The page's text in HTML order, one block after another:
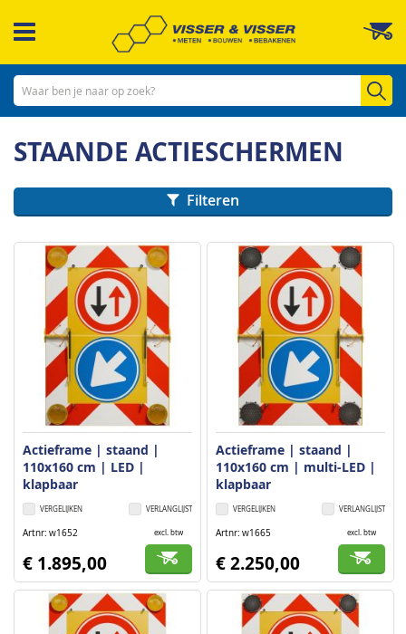
naar
inhoud
STAANDE ACTIESCHERMEN
Actieframe | staand |
110x160 cm | LED |
klapbaar
VERLANGLIJST
VERGELIJKEN
Artnr w1652 excl. btw
€ 1.895,00
Actieframe | staand |
110x160 cm | multi-LED |
klapbaar
VERLANGLIJST
VERGELIJKEN
Artnr w1665 excl. btw
€ 2.250,00
Filteren